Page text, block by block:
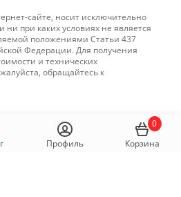
Профиль
0
Корзина
сайте, носит исключительно
при каких условиях не является
положениями Статьи 437
Федерации. Для получения
и технических
обращайтесь к